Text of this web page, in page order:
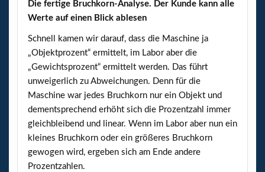
Die fertige Bruchkorn-Analyse. Der Kunde kann alle
Werte auf einen Blick ablesen
Schnell kamen wir darauf, dass die Maschine ja
„Objektprozent“ ermittelt, im Labor aber die
„Gewichtsprozent“ ermittelt werden. Das führt
unweigerlich zu Abweichungen. Denn für die
Maschine war jedes Bruchkorn nur ein Objekt und
dementsprechend erhöht sich die Prozentzahl immer
gleichbleibend und linear. Wenn im Labor aber nun ein
kleines Bruchkorn oder ein größeres Bruchkorn
gewogen wird, ergeben sich am Ende andere
Prozentzahlen.